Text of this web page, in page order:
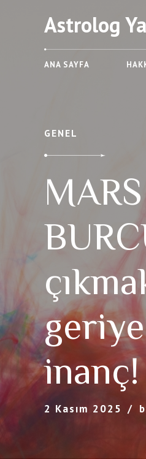
Astrolog
ANA SAYFA
GENEL
inanç!
2 Kasım 2025